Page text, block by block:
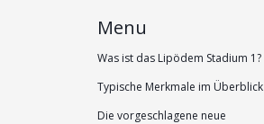
Menu
Was ist das Lipödem Stadium 1?
Typische Merkmale im Überblick
Die vorgeschlagene neue